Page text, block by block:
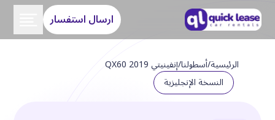
ارسال استفسار
الرئيسية/أسطولنا/إنفينيتي QX60 2019
النسخة الإنجليزية